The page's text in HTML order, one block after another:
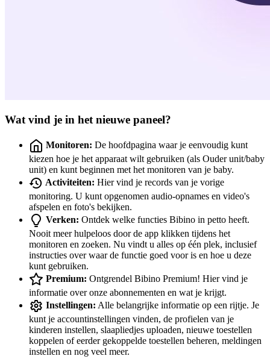
Wat vind je in het nieuwe paneel?
Monitoren: De hoofdpagina waar je eenvoudig kunt
kiezen hoe je het apparaat wilt gebruiken (als Ouder unit/baby
unit) en kunt beginnen met het monitoren van je baby.
Activiteiten: Hier vind je records van je vorige
monitoring. U kunt opgenomen audio-opnames en video's
afspelen en foto's bekijken.
Verken: Ontdek welke functies Bibino in petto heeft.
Nooit meer hulpeloos door de app klikken tijdens het
monitoren en zoeken. Nu vindt u alles op één plek, inclusief
instructies over waar de functie goed voor is en hoe u deze
kunt gebruiken.
Premium: Ontgrendel Bibino Premium! Hier vind je
informatie over onze abonnementen en wat je krijgt.
Instellingen: Alle belangrijke informatie op een rijtje. Je
kunt je accountinstellingen vinden, de profielen van je
kinderen instellen, slaapliedjes uploaden, nieuwe toestellen
koppelen of eerder gekoppelde toestellen beheren, meldingen
instellen en nog veel meer.